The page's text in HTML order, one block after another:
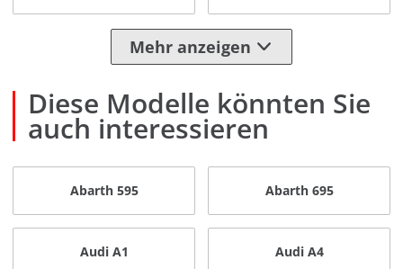
Mehr anzeigen
Diese Modelle könnten Sie
auch interessieren
Abarth 595 Abarth 695
Audi A1 Audi A4